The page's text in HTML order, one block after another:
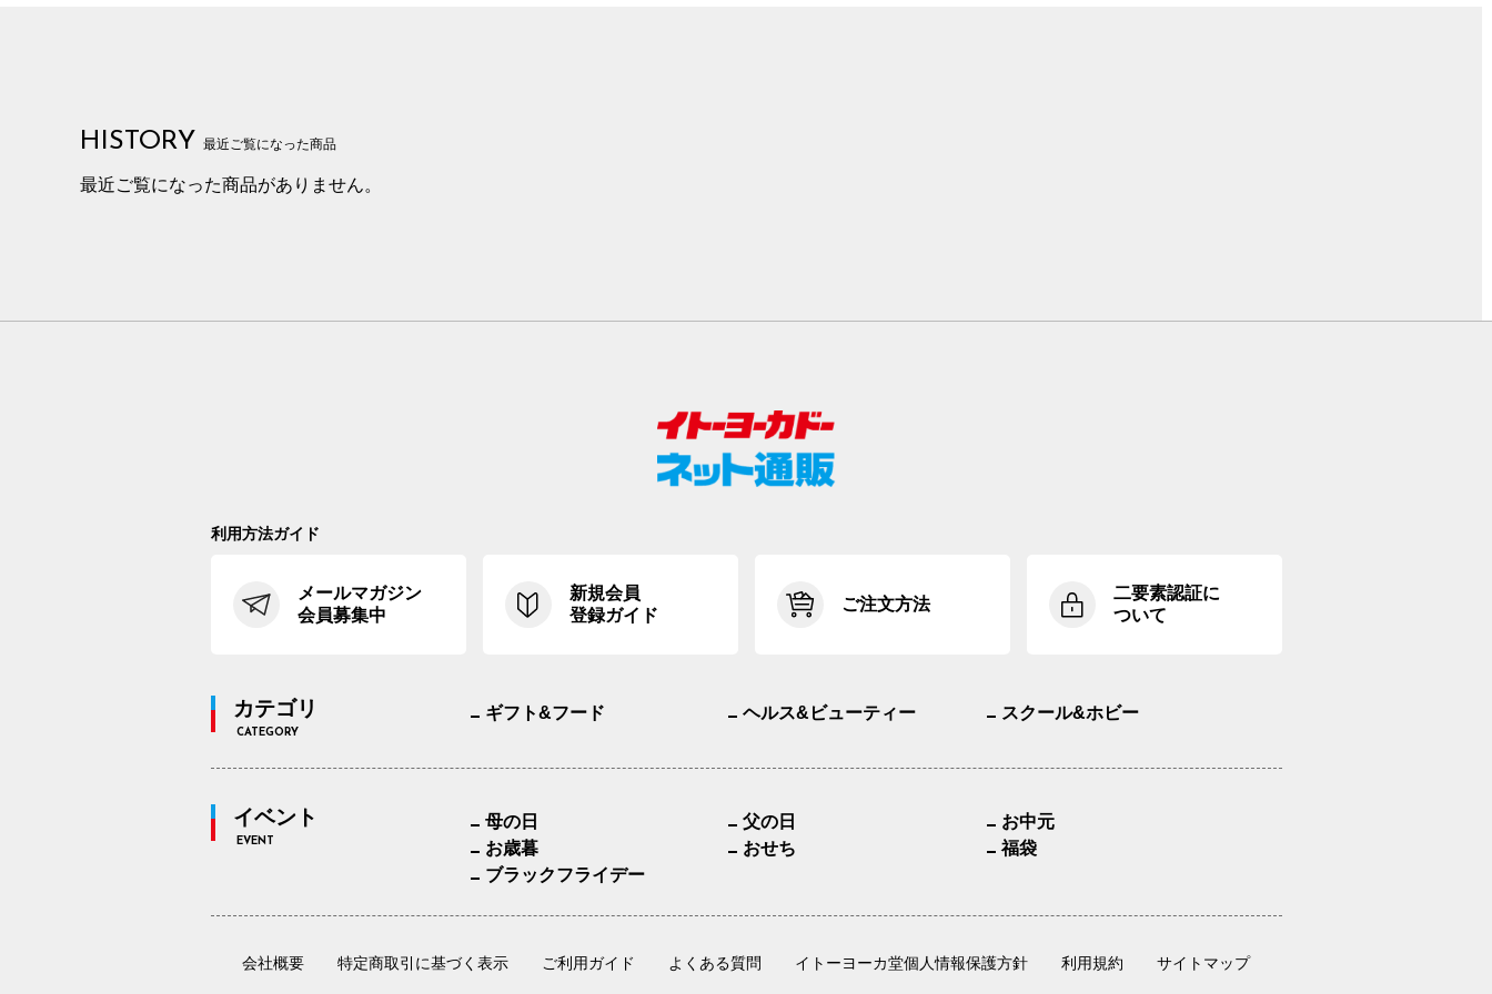
HISTORY 最近ご覧になった商品
最近ご覧になった商品がありません。
利用方法ガイド
メールマガジン
会員募集中
新規会員
登録ガイド
ご注文方法
二要素認証に
ついて
カテゴリ
CATEGORY
ギフト&フード ヘルス&ビューティー スクール&ホビー
イベント
EVENT
母の日 父の日
お中元
お歳暮
おせち
福袋
ブラックフライデー
会社概要 特定商取引に基づく表示 ご利用ガイド よくある質問 イトーヨーカ堂個人情報保護方針 利用規約 サイトマップ